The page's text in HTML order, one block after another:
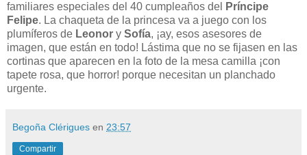
familiares especiales del 40 cumpleaños del
Príncipe
Felipe. La chaqueta de la princesa va a juego con los
plumíferos de Leonor y Sofía, ¡ay, esos asesores de
imagen, que están en todo! Lástima que no se fijasen en las
cortinas que aparecen en la foto de la mesa camilla ¡con
tapete rosa, que horror! porque necesitan un planchado
urgente.
Begoña Clérigues en 23:57
Compartir